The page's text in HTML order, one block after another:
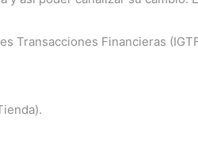
Transacciones Financieras